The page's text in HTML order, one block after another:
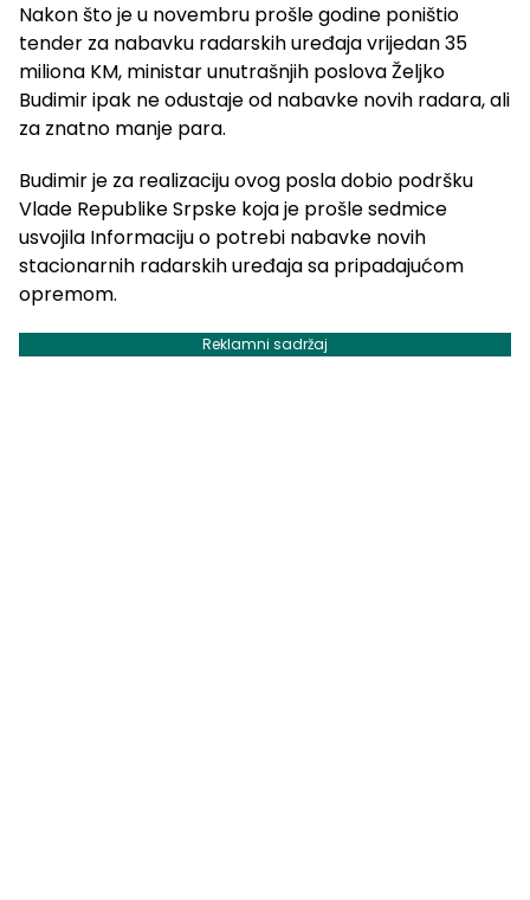
Nakon što je u novembru prošle godine poništio
tender za nabavku radarskih uređaja vrijedan 35
miliona KM, ministar unutrašnjih poslova Željko
Budimir ipak ne odustaje od nabavke novih radara, ali
za znatno manje para.
Budimir je za realizaciju ovog posla dobio podršku
Vlade Republike Srpske koja je prošle sedmice
usvojila Informaciju o potrebi nabavke novih
stacionarnih radarskih uređaja sa pripadajućom
opremom.
Reklamni sadržaj